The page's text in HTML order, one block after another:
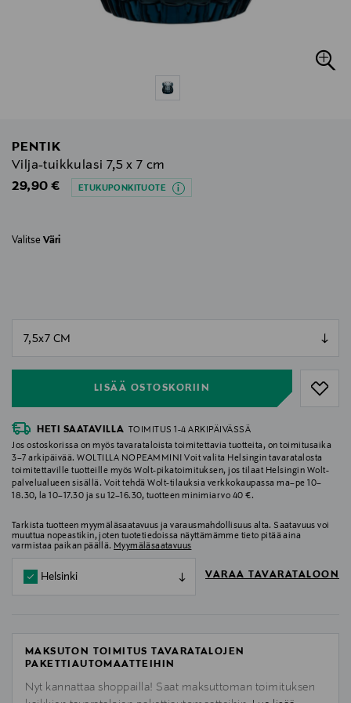
PENTIK
Vilja-tuikkulasi 7,5 x 7 cm
Original Price
29,90 € ETUKUPONKITUOTE
Valitse Väri
LISÄÄ OSTOSKORIIN
HETI SAATAVILLA
TOIMITUS 1-4 ARKIPÄIVÄSSÄ
Jos ostoskorissa on myös tavarataloista toimitettavia tuotteita, on toimitusaika
3–7 arkipäivää. WOLTILLA NOPEAMMIN! Voit valita Helsingin tavaratalosta
toimitettaville tuotteille myös Wolt-pikatoimituksen, jos tilaat Helsingin Wolt-
palvelualueen sisällä. Voit tehdä Wolt-tilauksia verkkokaupassa ma–pe 10–
18.30, la 10–17.30 ja su 12–16.30, tuotteen minimiarvo 40 €.
Tarkista tuotteen myymäläsaatavuus ja varausmahdollisuus alta. Saatavuus voi
muuttua nopeastikin, joten tuotetiedoissa näyttämämme tieto pitää aina
varmistaa paikan päällä. Myymäläsaatavuus
Helsinki VARAA TAVARATALOON
MAKSUTON TOIMITUS TAVARATALOJEN
PAKETTIAUTOMAATTEIHIN
Nyt kannattaa shoppailla! Saat maksuttoman toimituksen